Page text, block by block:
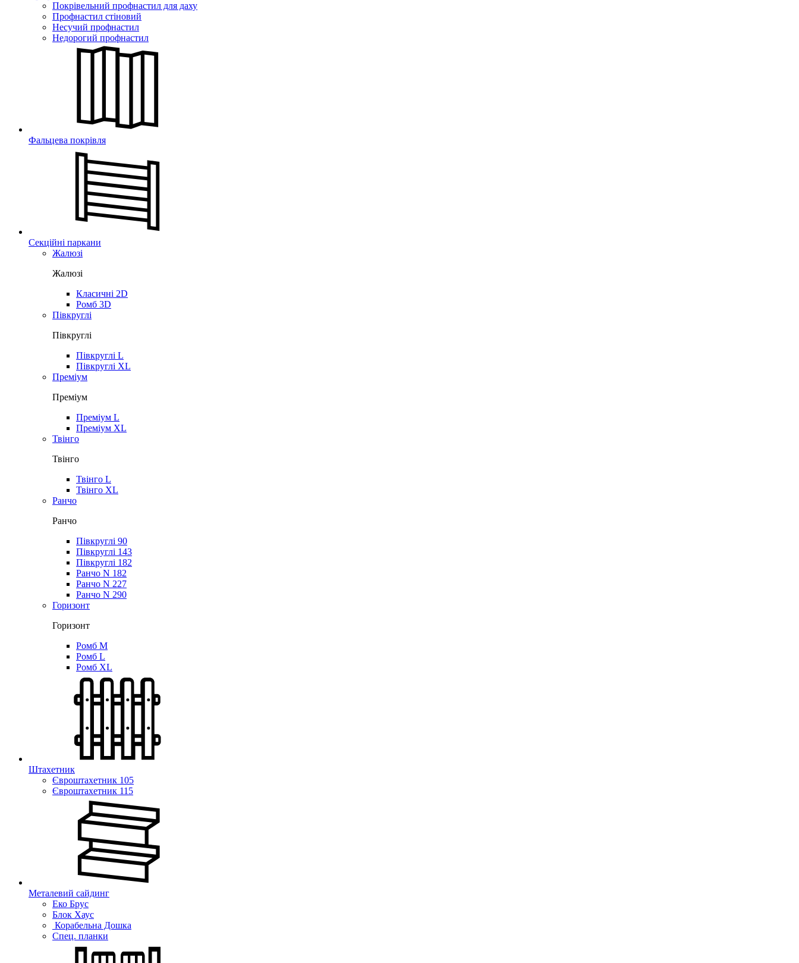
Покрівельний профнастил для даху
Профнастил стіновий
Несучий профнастил
Недорогий профнастил
Фальцева покрівля
Секційні паркани
Жалюзі
Жалюзі
Класичні 2D
Ромб 3D
Півкруглі
Півкруглі
Півкруглі L
Півкруглі XL
Преміум
Преміум
Преміум L
Преміум XL
Твінго
Твінго
Твінго L
Твінго XL
Ранчо
Ранчо
Півкруглі 90
Півкруглі 143
Півкруглі 182
Ранчо N 182
Ранчо N 227
Ранчо N 290
Горизонт
Горизонт
Ромб M
Ромб L
Ромб XL
Штахетник
Євроштахетник 105
Євроштахетник 115
Металевий сайдинг
Еко Брус
Блок Хаус
Корабельна Дошка
Спец. планки